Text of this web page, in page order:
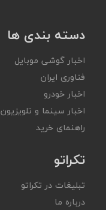
دسته بندی ها
اخبار گوشی موبایل
فناوری ایران
اخبار خودرو
اخبار سینما و تلویزیون
راهنمای خرید
تکراتو
تبلیغات در تکراتو
درباره ما